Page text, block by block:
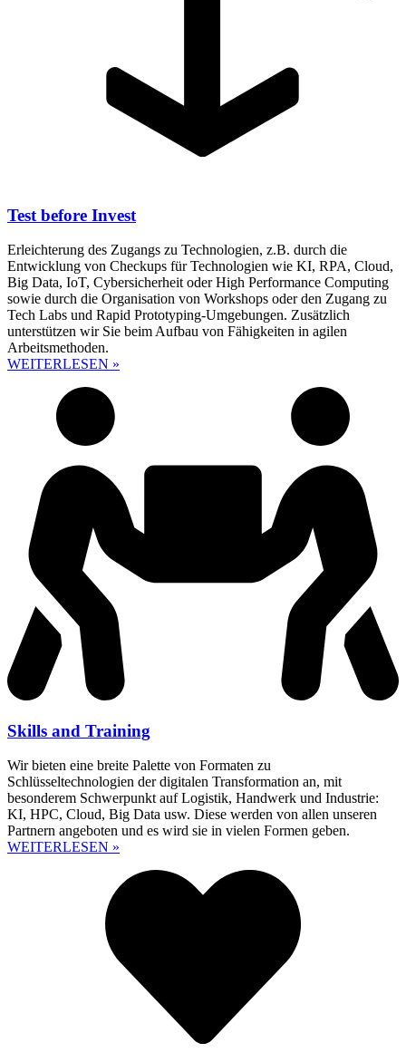
Test before Invest
Erleichterung des Zugangs zu Technologien, z.B. durch die
Entwicklung von Checkups für Technologien wie KI, RPA, Cloud,
Big Data, IoT, Cybersicherheit oder High Performance Computing
sowie durch die Organisation von Workshops oder den Zugang zu
Tech Labs und Rapid Prototyping-Umgebungen. Zusätzlich
unterstützen wir Sie beim Aufbau von Fähigkeiten in agilen
Arbeitsmethoden.
WEITERLESEN »
Skills and Training
Wir bieten eine breite Palette von Formaten zu
Schlüsseltechnologien der digitalen Transformation an, mit
besonderem Schwerpunkt auf Logistik, Handwerk und Industrie:
KI, HPC, Cloud, Big Data usw. Diese werden von allen unseren
Partnern angeboten und es wird sie in vielen Formen geben.
WEITERLESEN »